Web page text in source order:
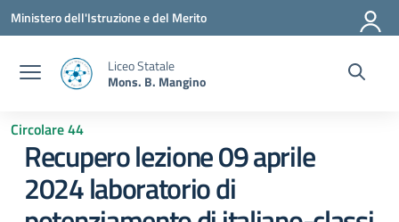
Vai ai contenuti
Vai al menu di navigazione
Vai al footer
Ministero dell'Istruzione e del Merito
Liceo Statale
Mons. B. Mangino
Circolare 44
Recupero lezione 09 aprile
2024 laboratorio di